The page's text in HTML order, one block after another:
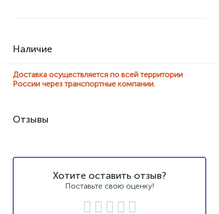
Наличие
Доставка осуществляется по всей территории
России через транспортные компании.
Отзывы
Хотите оставить отзыв?
Поставьте свою оценку!